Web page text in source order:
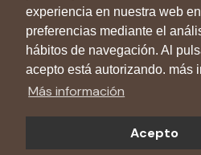
experiencia en nuestra web
preferencias mediante el
hábitos de navegación. Al
acepto está autorizando. más
Más información
Acepto
© 2024 Red de Educadoras